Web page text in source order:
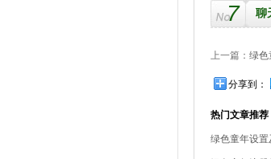
7 聊
上一篇： 绿
分享到：
热门文章推荐
绿色童年设